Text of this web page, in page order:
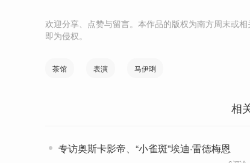
欢迎分享、点赞与留言。本作品的版权为南方周末或
即为侵权。
茶馆 表演 马伊琍
相
专访奥斯卡影帝、“小雀斑”埃迪·雷德梅恩